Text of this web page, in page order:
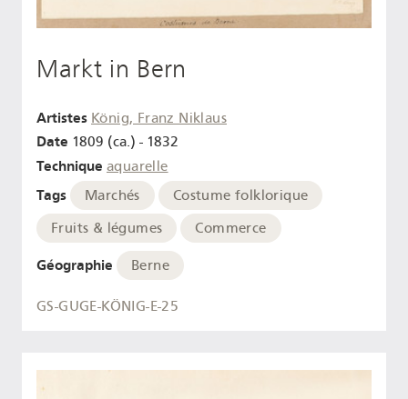
Markt in Bern
Artistes König, Franz Niklaus
Date 1809 (ca.) - 1832
Technique aquarelle
Tags Marchés
Costume folklorique
Fruits & légumes
Commerce
Géographie Berne
GS-GUGE-KÖNIG-E-25